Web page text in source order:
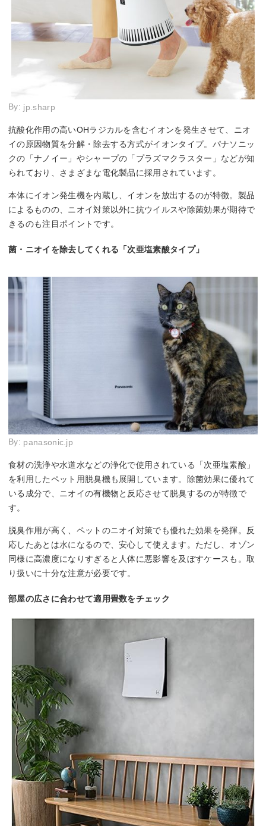
By: jp.sharp
抗酸化作用の高いOHラジカルを含むイオンを発生させて、ニオ
イの原因物質を分解・除去する方式がイオンタイプ。パナソニッ
クの「ナノイー」やシャープの「プラズマクラスター」などが知
られており、さまざまな電化製品に採用されています。
本体にイオン発生機を内蔵し、イオンを放出するのが特徴。製品
によるものの、ニオイ対策以外に抗ウイルスや除菌効果が期待で
きるのも注目ポイントです。
菌・ニオイを除去してくれる「次亜塩素酸タイプ」
By: panasonic.jp
食材の洗浄や水道水などの浄化で使用されている「次亜塩素酸」
を利用したペット用脱臭機も展開しています。除菌効果に優れて
いる成分で、ニオイの有機物と反応させて脱臭するのが特徴で
す。
脱臭作用が高く、ペットのニオイ対策でも優れた効果を発揮。反
応したあとは水になるので、安心して使えます。ただし、オゾン
同様に高濃度になりすぎると人体に悪影響を及ぼすケースも。取
り扱いに十分な注意が必要です。
部屋の広さに合わせて適用畳数をチェック